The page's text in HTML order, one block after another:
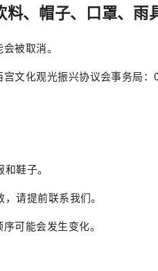
、帽子、口罩、雨
被取消。
文化观光振兴协议会事务局：
鞋子。
请提前联系我们。
可能会发生变化。